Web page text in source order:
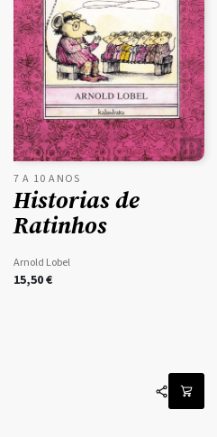
7 A 10 ANOS
Historias de
Ratinhos
Arnold Lobel
15,50€